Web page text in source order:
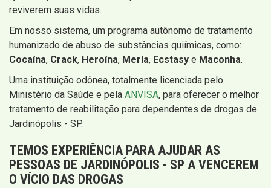
reviverem suas vidas.
Em nosso sistema, um programa autônomo de tratamento
humanizado de abuso de substâncias quiímicas, como:
Cocaína, Crack, Heroína, Merla, Ecstasy e Maconha.
Uma instituição odônea, totalmente licenciada pelo
Ministério da Saúde e pela ANVISA, para oferecer o melhor
tratamento de reabilitação para dependentes de drogas de
Jardinópolis - SP.
TEMOS EXPERIÊNCIA PARA AJUDAR AS
PESSOAS DE JARDINÓPOLIS - SP A VENCEREM
O VÍCIO DAS DROGAS